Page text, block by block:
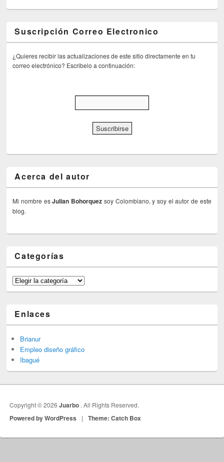
Suscripción Correo Electronico
¿Quieres recibir las actualizaciones de este sitio directamente en tu
correo electrónico? Escribelo a continuación:
Acerca del autor
Mi nombre esJulian Bohorquez soy Colombiano, y soy el autor de este
blog.
Categorías
Categorías
Enlaces
Brianur
Empleo diseño gráfico
Ibagué
Copyright © 2026Juarbo . All Rights Reserved.
Powered by WordPress | Theme: Catch Box